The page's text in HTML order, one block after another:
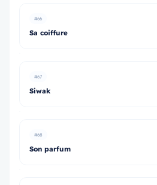
#66
Sa coiffure
#67
Siwak
#68
Son parfum